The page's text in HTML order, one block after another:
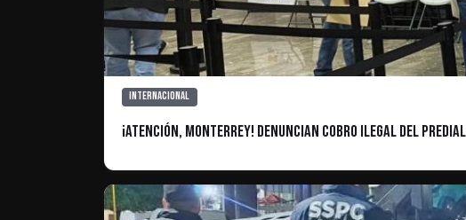
Internacional
¡Atención, Monterrey! Denuncian cobro ilegal del